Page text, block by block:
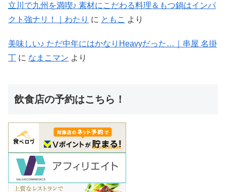
立川で九州を満喫♪ 素材にこだわる料理＆もつ鍋はインパ
クト強ナリ！｜わたり に ともこ より
美味しい♪ ただ中年にはかなりHeavyだった…｜串屋 名掛
丁 に なまこマン より
飲食店の予約はこちら！